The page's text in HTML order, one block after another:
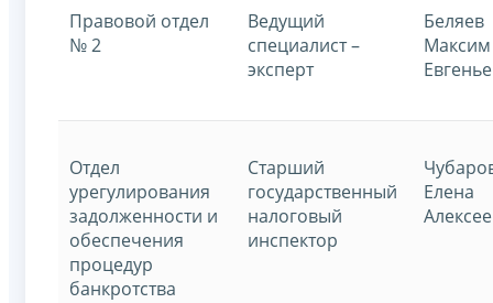
Правовой отдел
№ 2
Ведущий
специалист –
эксперт
Беляев
Максим
Отдел
урегулирования
задолженности и
обеспечения
процедур
банкротства
Старший
государственный
налоговый
инспектор
Елена